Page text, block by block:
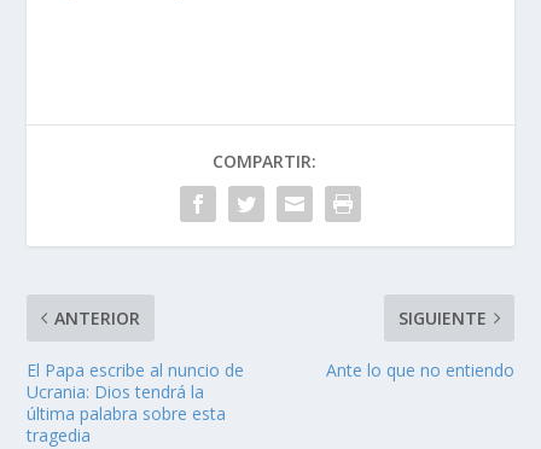
COMPARTIR:
ANTERIOR
El Papa escribe al nuncio de
Ucrania: Dios tendrá la
última palabra sobre esta
tragedia
SIGUIENTE
Ante lo que no entiendo